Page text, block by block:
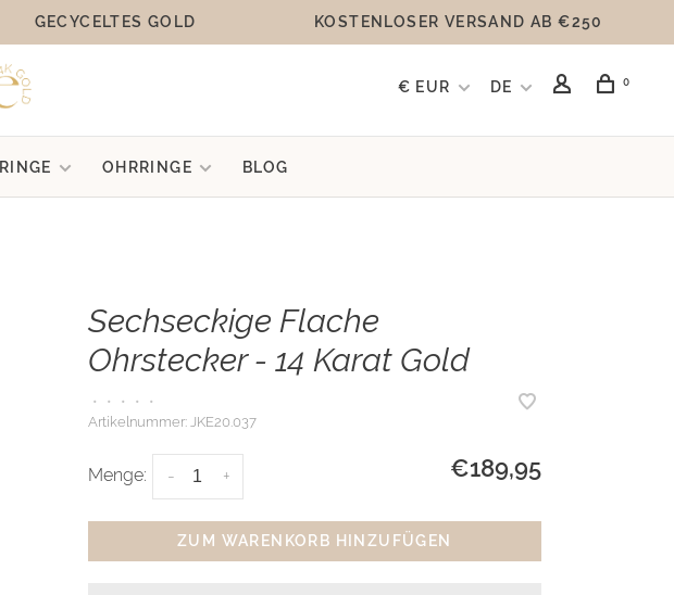
GECYCELTES GOLD KOSTENLOSER VERSAND AB €250
€ EUR DE 0
RINGE OHRRINGE BLOG
Sechseckige Flache
Ohrstecker - 14 Karat Gold
• • • •
•
Artikelnummer:JKE20.037
Menge: +
- €189,95
ZUM WARENKORB HINZUFÜGEN